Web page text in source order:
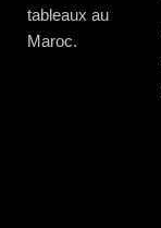
tableaux au
Maroc.